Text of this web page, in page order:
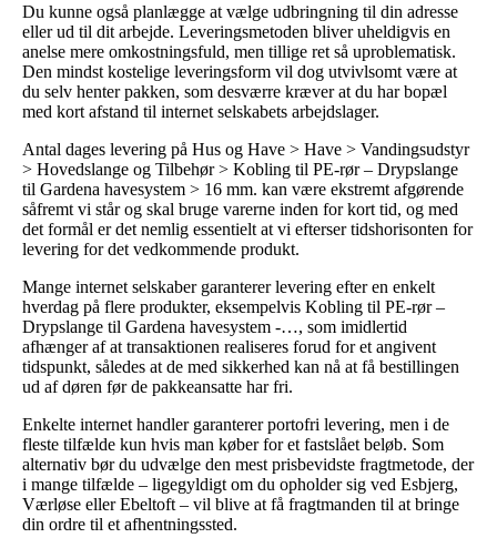
Du kunne også planlægge at vælge udbringning til din adresse
eller ud til dit arbejde. Leveringsmetoden bliver uheldigvis en
anelse mere omkostningsfuld, men tillige ret så uproblematisk.
Den mindst kostelige leveringsform vil dog utvivlsomt være at
du selv henter pakken, som desværre kræver at du har bopæl
med kort afstand til internet selskabets arbejdslager.
Antal dages levering på Hus og Have > Have > Vandingsudstyr
> Hovedslange og Tilbehør > Kobling til PE-rør – Drypslange
til Gardena havesystem > 16 mm. kan være ekstremt afgørende
såfremt vi står og skal bruge varerne inden for kort tid, og med
det formål er det nemlig essentielt at vi efterser tidshorisonten for
levering for det vedkommende produkt.
Mange internet selskaber garanterer levering efter en enkelt
hverdag på flere produkter, eksempelvis Kobling til PE-rør –
Drypslange til Gardena havesystem -…, som imidlertid
afhænger af at transaktionen realiseres forud for et angivent
tidspunkt, således at de med sikkerhed kan nå at få bestillingen
ud af døren før de pakkeansatte har fri.
Enkelte internet handler garanterer portofri levering, men i de
fleste tilfælde kun hvis man køber for et fastslået beløb. Som
alternativ bør du udvælge den mest prisbevidste fragtmetode, der
i mange tilfælde – ligegyldigt om du opholder sig ved Esbjerg,
Værløse eller Ebeltoft – vil blive at få fragtmanden til at bringe
din ordre til et afhentningssted.